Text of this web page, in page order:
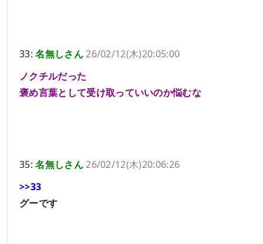
33:名無しさん26/02/12(木)20:05:00
ノクチルだった
褒め言葉として受け取っていいのか悩むな
35:名無しさん26/02/12(木)20:06:26
>>33
グーです